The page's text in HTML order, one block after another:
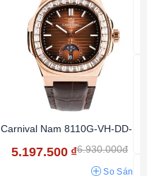
Carnival Nam 8110G-VH-DD-N
5.197.500 ₫6.930.000đ
So Sánh